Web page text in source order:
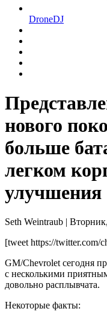
DroneDJ
нового
больше
легком
улучшения
Seth Weintraub |
[tweet https://twitter.com/
GM/Chevrolet сегодня
с несколькими
довольно расплывчата.
Некоторые факты: